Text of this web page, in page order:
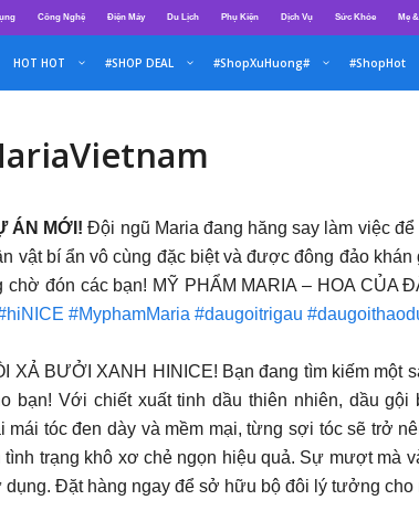
Công Nghệ Điện Máy Du Lịch Phụ Kiện Dịch Vụ Sức Khỏe Mẹ
HOT HOT #SHOP DEAL #ShopXuHuong# #ShopHot
ÁN MỚI!Đội ngũ Maria đang hăng say làm việc
vật bí ẩn vô cùng đặc biệt và được đông đảo
đón các bạn! MỸ PHẨM MARIA – HOA CỦA
#MyphamMaria #daugoitrigau
XẢ BƯỞI XANH HINICE! Bạn đang tìm kiếm một
bạn! Với chiết xuất tinh dầu thiên nhiên, dầu
tóc đen dày và mềm mại, từng sợi tóc sẽ trở
trạng khô xơ chẻ ngọn hiệu quả. Sự mượt mà
Đặt hàng ngay để sở hữu bộ đôi lý tưởng cho